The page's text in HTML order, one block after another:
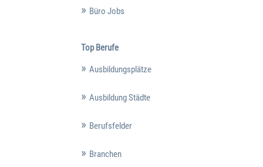
Büro Jobs
Top Berufe
Ausbildungsplätze
Ausbildung Städte
Berufsfelder
Branchen